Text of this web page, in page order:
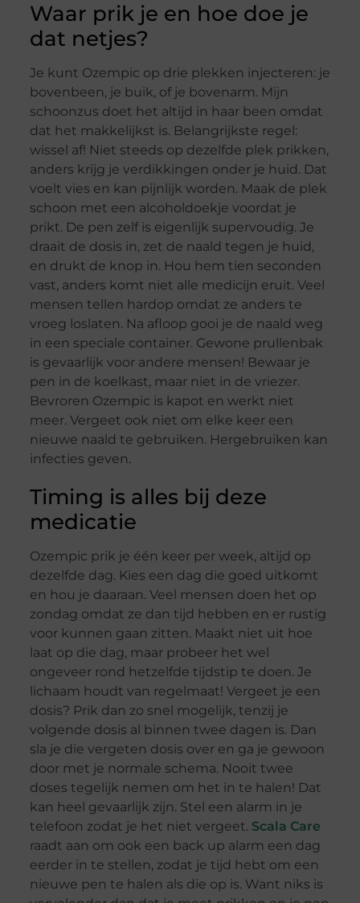
Waar prik je en hoe doe je
dat netjes?
Je kunt Ozempic op drie plekken injecteren: je
bovenbeen, je buik, of je bovenarm. Mijn
schoonzus doet het altijd in haar been omdat
dat het makkelijkst is. Belangrijkste regel:
wissel af! Niet steeds op dezelfde plek prikken,
anders krijg je verdikkingen onder je huid. Dat
voelt vies en kan pijnlijk worden. Maak de plek
schoon met een alcoholdoekje voordat je
prikt. De pen zelf is eigenlijk supervoudig. Je
draait de dosis in, zet de naald tegen je huid,
en drukt de knop in. Hou hem tien seconden
vast, anders komt niet alle medicijn eruit. Veel
mensen tellen hardop omdat ze anders te
vroeg loslaten. Na afloop gooi je de naald weg
in een speciale container. Gewone prullenbak
is gevaarlijk voor andere mensen! Bewaar je
pen in de koelkast, maar niet in de vriezer.
Bevroren Ozempic is kapot en werkt niet
meer. Vergeet ook niet om elke keer een
nieuwe naald te gebruiken. Hergebruiken kan
infecties geven.
Timing is alles bij deze
medicatie
Ozempic prik je één keer per week, altijd op
dezelfde dag. Kies een dag die goed uitkomt
en hou je daaraan. Veel mensen doen het op
zondag omdat ze dan tijd hebben en er rustig
voor kunnen gaan zitten. Maakt niet uit hoe
laat op die dag, maar probeer het wel
ongeveer rond hetzelfde tijdstip te doen. Je
lichaam houdt van regelmaat! Vergeet je een
dosis? Prik dan zo snel mogelijk, tenzij je
volgende dosis al binnen twee dagen is. Dan
sla je die vergeten dosis over en ga je gewoon
door met je normale schema. Nooit twee
doses tegelijk nemen om het in te halen! Dat
kan heel gevaarlijk zijn. Stel een alarm in je
telefoon zodat je het niet vergeet. Scala Care
raadt aan om ook een back up alarm een dag
eerder in te stellen, zodat je tijd hebt om een
nieuwe pen te halen als die op is. Want niks is